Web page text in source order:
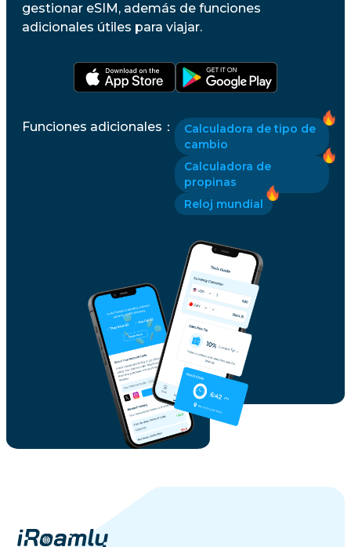
gestionar eSIM, además de funciones
adicionales útiles para viajar.
Funciones adicionales ：
Calculadora de tipo de
cambio
Calculadora de
propinas
Reloj mundial